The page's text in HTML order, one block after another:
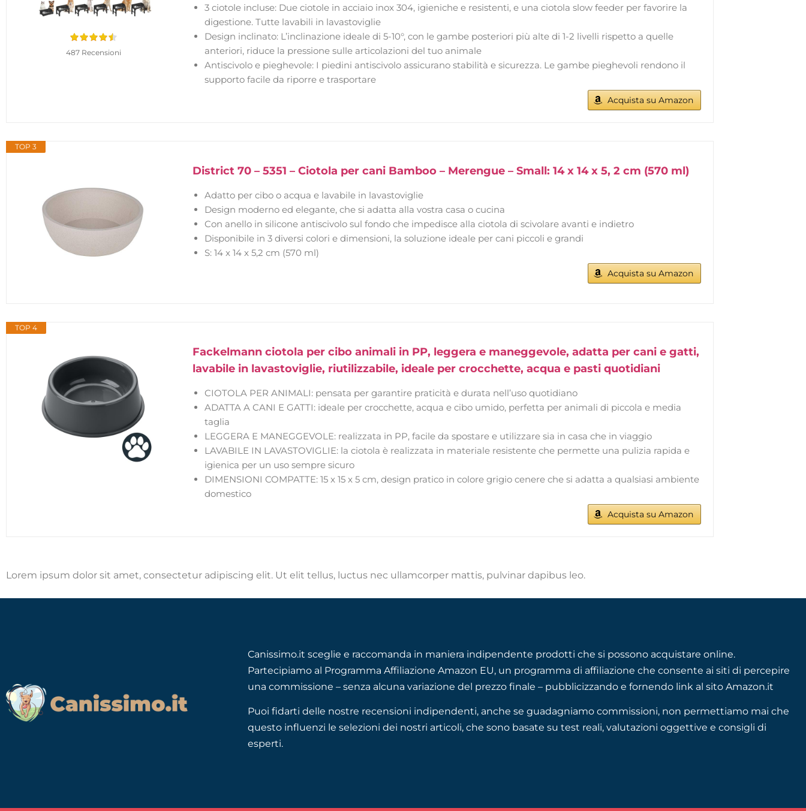
487 Recensioni
3 ciotole incluse: Due ciotole in acciaio inox 304, igieniche e resistenti, e una ciotola slow feeder per favorire la
digestione. Tutte lavabili in lavastoviglie
Design inclinato: L’inclinazione ideale di 5-10°, con le gambe posteriori più alte di 1-2 livelli rispetto a quelle
anteriori, riduce la pressione sulle articolazioni del tuo animale
Antiscivolo e pieghevole: I piedini antiscivolo assicurano stabilità e sicurezza. Le gambe pieghevoli rendono il
supporto facile da riporre e trasportare
Acquista su Amazon
TOP 3
District 70 – 5351 – Ciotola per cani Bamboo – Merengue – Small: 14 x 14 x 5, 2 cm (570 ml)
Adatto per cibo o acqua e lavabile in lavastoviglie
Design moderno ed elegante, che si adatta alla vostra casa o cucina
Con anello in silicone antiscivolo sul fondo che impedisce alla ciotola di scivolare avanti e indietro
Disponibile in 3 diversi colori e dimensioni, la soluzione ideale per cani piccoli e grandi
S: 14 x 14 x 5,2 cm (570 ml)
Acquista su Amazon
TOP 4
Fackelmann ciotola per cibo animali in PP, leggera e maneggevole, adatta per cani e gatti,
lavabile in lavastoviglie, riutilizzabile, ideale per crocchette, acqua e pasti quotidiani
CIOTOLA PER ANIMALI: pensata per garantire praticità e durata nell’uso quotidiano
ADATTA A CANI E GATTI: ideale per crocchette, acqua e cibo umido, perfetta per animali di piccola e media
taglia
LEGGERA E MANEGGEVOLE: realizzata in PP, facile da spostare e utilizzare sia in casa che in viaggio
LAVABILE IN LAVASTOVIGLIE: la ciotola è realizzata in materiale resistente che permette una pulizia rapida e
igienica per un uso sempre sicuro
DIMENSIONI COMPATTE: 15 x 15 x 5 cm, design pratico in colore grigio cenere che si adatta a qualsiasi ambiente
domestico
Acquista su Amazon
Lorem ipsum dolor sit amet, consectetur adipiscing elit. Ut elit tellus, luctus nec ullamcorper mattis, pulvinar dapibus leo.
Canissimo.it sceglie e raccomanda in maniera indipendente prodotti che si possono acquistare online.
Partecipiamo al Programma Affiliazione Amazon EU, un programma di affiliazione che consente ai siti di percepire
una commissione – senza alcuna variazione del prezzo finale – pubblicizzando e fornendo link al sito Amazon.it
Puoi fidarti delle nostre recensioni indipendenti, anche se guadagniamo commissioni, non permettiamo mai che
questo influenzi le selezioni dei nostri articoli, che sono basate su test reali, valutazioni oggettive e consigli di
esperti.